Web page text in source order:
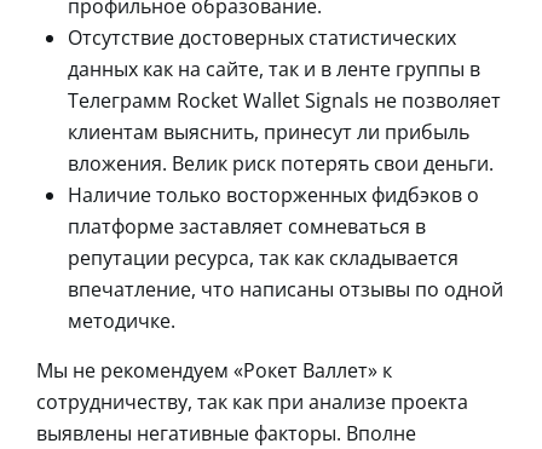
профильное образование.
Отсутствие достоверных статистических
данных как на сайте, так и в ленте группы в
Телеграмм Rocket Wallet Signals не позволяет
клиентам выяснить, принесут ли прибыль
вложения. Велик риск потерять свои деньги.
Наличие только восторженных фидбэков о
платформе заставляет сомневаться в
репутации ресурса, так как складывается
впечатление, что написаны отзывы по одной
методичке.
Мы не рекомендуем «Рокет Валлет» к
сотрудничеству, так как при анализе проекта
выявлены негативные факторы. Вполне